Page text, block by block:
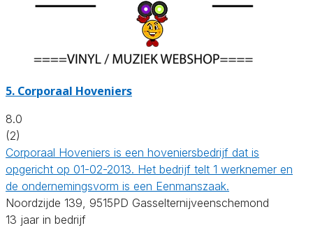
5. Corporaal Hoveniers
8.0
(2)
Corporaal Hoveniers is een hoveniersbedrijf dat is
opgericht op 01-02-2013. Het bedrijf telt 1 werknemer en
de ondernemingsvorm is een Eenmanszaak.
Noordzijde 139, 9515PD Gasselternijveenschemond
13 jaar in bedrijf